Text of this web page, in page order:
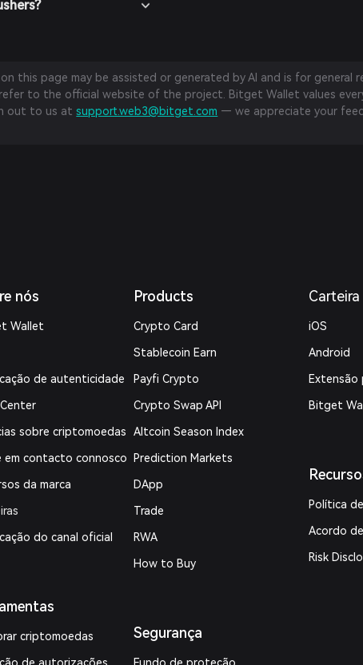
this page may be assisted or generated by AI and is for general
to the official website of the project. Bitget Wallet values
out to us atsupport.web3@bitget.com — we appreciate your
nós
Wallet
de autenticidade
sobre criptomoedas
em contacto connosco
da marca
do canal oficial
criptomoedas
Products
Crypto Card
Stablecoin Earn
Payfi Crypto
Crypto Swap API
Altcoin Season Index
Prediction Markets
DApp
Trade
RWA
How to Buy
Segurança
Carteira
iOS
Android
Extensão
Bitget
Política
Acordo
Risk